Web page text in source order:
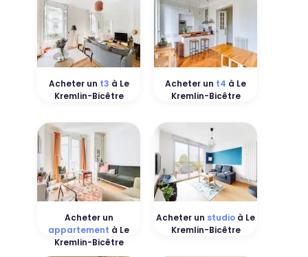
Acheter un t3 à Le
Kremlin-Bicêtre
Acheter un t4 à Le
Kremlin-Bicêtre
Acheter un
appartement à Le
Kremlin-Bicêtre
Acheter un studio à Le
Kremlin-Bicêtre